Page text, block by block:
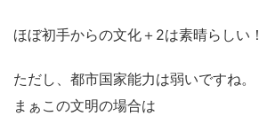
ほぼ初手からの文化＋2は素晴らしい！
ただし、都市国家能力は弱いですね。
まぁこの文明の場合は